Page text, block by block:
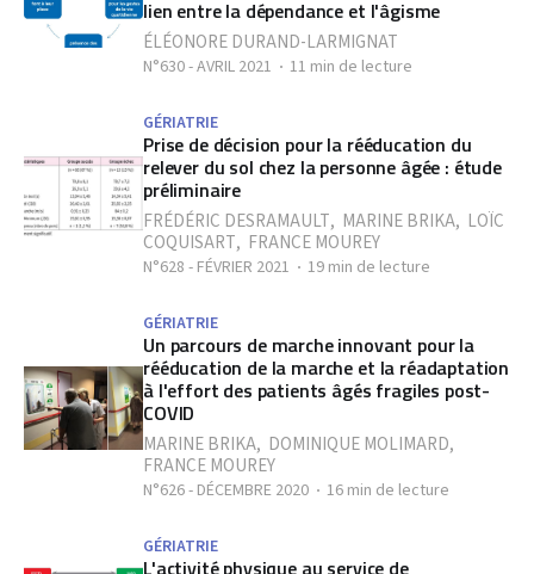
lien entre la dépendance et l'âgisme
ÉLÉONORE DURAND-LARMIGNAT
N°630 - AVRIL 2021 11 min de lecture
GÉRIATRIE
Prise de décision pour la rééducation du
relever du sol chez la personne âgée : étude
préliminaire
FRÉDÉRIC DESRAMAULT, MARINE BRIKA, LOÏC
COQUISART, FRANCE MOUREY
N°628 - FÉVRIER 2021 19 min de lecture
GÉRIATRIE
Un parcours de marche innovant pour la
rééducation de la marche et la réadaptation
à l'effort des patients âgés fragiles post-
COVID
MARINE BRIKA, DOMINIQUE MOLIMARD,
FRANCE MOUREY
N°626 - DÉCEMBRE 2020 16 min de lecture
GÉRIATRIE
L'activité physique au service de